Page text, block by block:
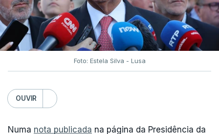
Foto: Estela Silva - Lusa
OUVIR
Numa nota publicada na página da Presidência da